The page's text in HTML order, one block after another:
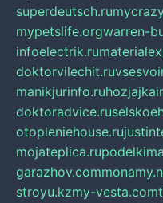
superdeutsch.ru
mypetslife.orgwarren-
infoelectrik.ru
doktorvilechit.ru
manikjurinfo.ru
doktoradvice.ru
otopleniehouse.ru
mojateplica.ru
garazhov.com
stroyu.kzmy-vesta.com